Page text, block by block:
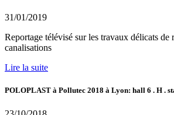
31/01/2019
Reportage télévisé sur les travaux délicats de
canalisations
Lire la suite
POLOPLAST à Pollutec 2018 à Lyon: hall 6 . H .